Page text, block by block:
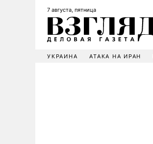
7 августа, пятница
УКРАИНА АТАКА НА ИРАН